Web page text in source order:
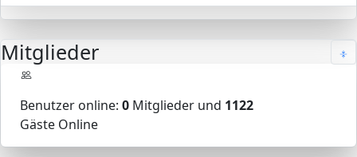
Mitglieder
Benutzer online: 0 Mitglieder und 1122
Gäste Online